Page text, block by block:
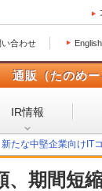
い合わせ English
通販（たのめー
IR情報
たな中堅企業向けIT
、期間短